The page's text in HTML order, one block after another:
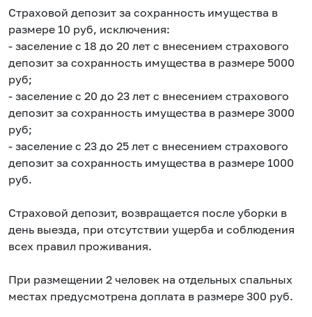
Страховой депозит за сохранность имущества в
размере 10 руб, исключения:
- заселение с 18 до 20 лет с внесением страхового
депозит за сохранность имущества в размере 5000
руб;
- заселение с 20 до 23 лет с внесением страхового
депозит за сохранность имущества в размере 3000
руб;
- заселение с 23 до 25 лет с внесением страхового
депозит за сохранность имущества в размере 1000
руб.
Страховой депозит, возвращается после уборки в
день выезда, при отсутствии ущерба и соблюдения
всех правил проживания.
При размещении 2 человек на отдельных спальных
местах предусмотрена доплата в размере 300 руб.